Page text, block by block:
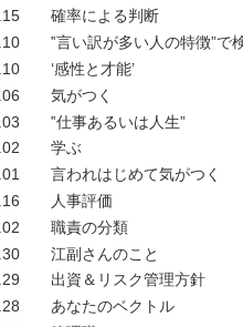
確率による判断
‟言い訳が多い人の特徴”で
‘感性と才能’
気がつく
‟仕事あるいは人生”
学ぶ
言われはじめて気がつく
人事評価
職責の分類
江副さんのこと
出資＆リスク管理方針
あなたのベクトル